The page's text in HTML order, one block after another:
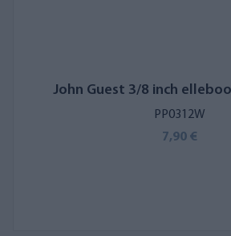
John Guest 3/8 inch
PP0312W
7,90 €